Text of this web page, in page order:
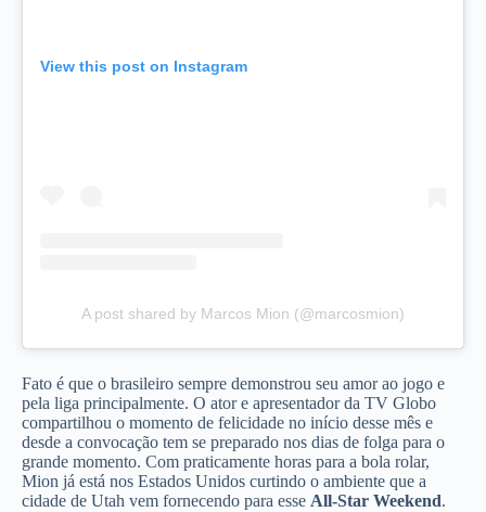
View this post on Instagram
A post shared by Marcos Mion (@marcosmion)
Fato é que o brasileiro sempre demonstrou seu amor ao jogo e
pela liga principalmente. O ator e apresentador da TV Globo
compartilhou o momento de felicidade no início desse mês e
desde a convocação tem se preparado nos dias de folga para o
grande momento. Com praticamente horas para a bola rolar,
Mion já está nos Estados Unidos curtindo o ambiente que a
cidade de Utah vem fornecendo para esse All-Star Weekend.